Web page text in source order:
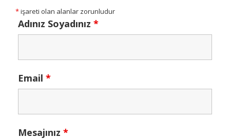
*işareti olan alanlar zorunludur
Adınız Soyadınız *
Email *
Mesajınız *